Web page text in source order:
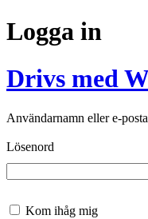
Logga in
Drivs med
Användarnamn eller e-
Lösenord
Kom ihåg mig